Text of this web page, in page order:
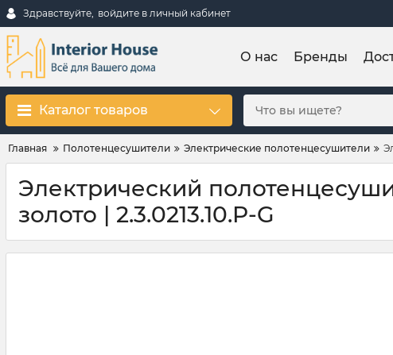
Здравствуйте, войдите в личный кабинет
О нас Бренды
Каталог товаров
Главная Полотенцесушители Электрические полотенцесушители
Электрический
золото | 2.3.0213.10.P-G